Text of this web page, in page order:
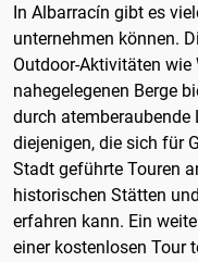
In Albarracín gibt es
unternehmen können.
Outdoor-Aktivitäten wie
nahegelegenen Berge
durch
diejenigen, die sich für
Stadt geführte Touren
historischen Stätten
erfahren kann. Ein
einer kostenlosen Tour